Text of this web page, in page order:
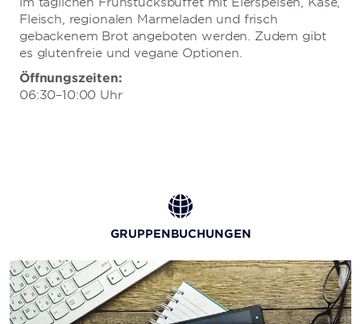
Fleisch, regionalen Marmeladen und frisch
gebackenem Brot angeboten werden. Zudem gibt
es glutenfreie und vegane Optionen.
Öffnungszeiten:
06:30–10:00 Uhr
GRUPPENBUCHUNGEN